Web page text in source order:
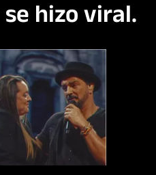
hizo viral.